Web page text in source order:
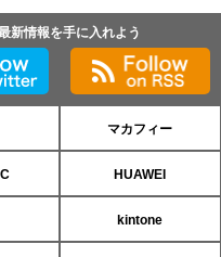
新情報を手に入れよう
マカフィー
HUAWEI
kintone